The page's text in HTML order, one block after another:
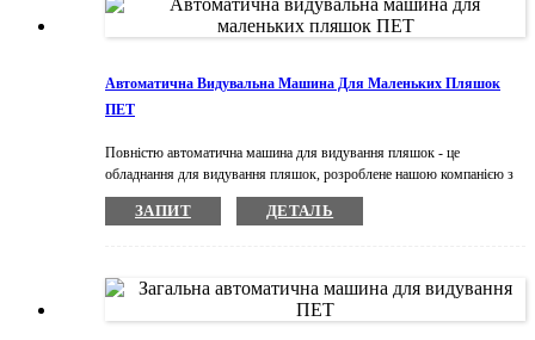
може бути розроблений і використаний для руху низького
тиску.6.HMI з ПЛК робить роботу легкою та простою.
Автоматична Видувальна Машина Для Маленьких Пляшок
ПЕТ
Повністю автоматична машина для видування пляшок - це
обладнання для видування пляшок, розроблене нашою компанією з
передовою технологією виготовлення пляшок. Ця машина має
високу автоматизацію, високий ступінь інтелекту, стабільну та
проміжною ланкою та іншими характеристиками, відповідно до
національних стандартів охорони здоров'я. Широко використовується
в харчових продуктах, напоях, косметиці, контейнерах для ліків та
ЗАПИТ ДЕТАЛЬ